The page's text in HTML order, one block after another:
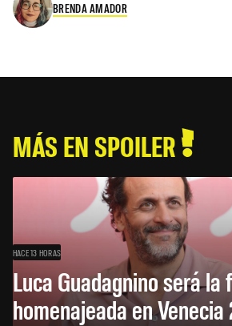
BRENDA AMADOR
MÁS EN SPOILER
HACE 13 HORAS
Luca Guadagnino será la
homenajeada en